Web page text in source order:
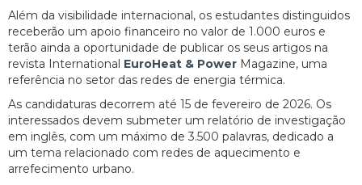
Além da visibilidade internacional, os estudantes distinguidos
receberão um apoio financeiro no valor de 1.000 euros e
terão ainda a oportunidade de publicar os seus artigos na
revista International EuroHeat & Power Magazine, uma
referência no setor das redes de energia térmica.
As candidaturas decorrem até 15 de fevereiro de 2026. Os
interessados devem submeter um relatório de investigação
em inglês, com um máximo de 3.500 palavras, dedicado a
um tema relacionado com redes de aquecimento e
arrefecimento urbano.